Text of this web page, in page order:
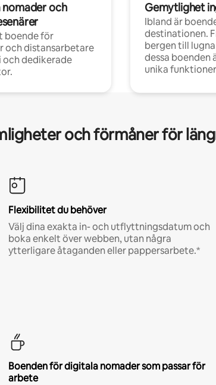
nomader och
boende för
och distansarbetare
och dedikerade
Gemytlighet
Ibland är
destinationen.
bergen till
dessa boenden
unika
och förmåner för
Flexibilitet du behöver
Välj dina exakta in- och utflyttningsdatum och
boka enkelt över webben, utan några
ytterligare åtaganden eller pappersarbete.*
Boenden för digitala nomader som passar för
arbete